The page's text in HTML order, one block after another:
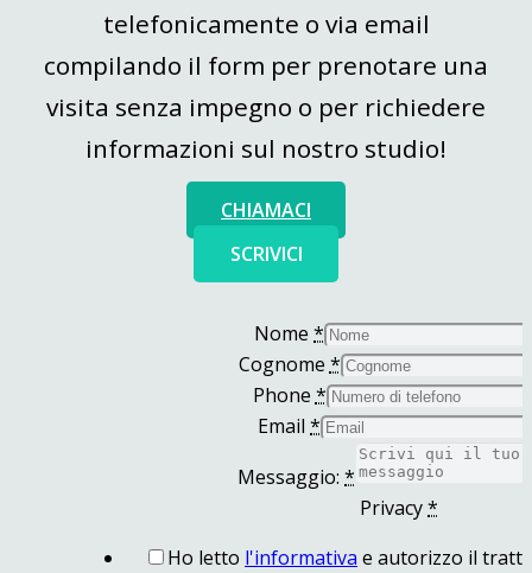
telefonicamente o via email
compilando il form per prenotare una
visita senza impegno o per richiedere
informazioni sul nostro studio!
CHIAMACI
SCRIVICI
Nome *
Cognome *
Phone *
Email *
Messaggio: *
Privacy*
Ho letto l'informativa e autorizzo il